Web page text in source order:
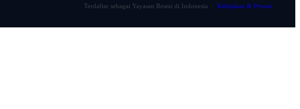
Terdaftar sebagai Yayasan Resmi di Indonesia · Kebijakan & Privasi